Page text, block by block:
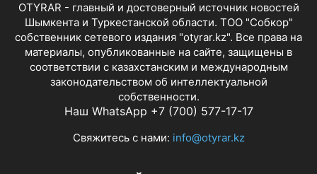
OTYRAR - главный и достоверный источник новостей
Шымкента и Туркестанской области. ТОО "Собкор"
собственник сетевого издания "otyrar.kz". Все права на
материалы, опубликованные на сайте, защищены в
соответствии с казахстанским и международным
законодательством об интеллектуальной
собственности.
Наш WhatsApp +7 (700) 577-17-17
Свяжитесь с нами: info@otyrar.kz